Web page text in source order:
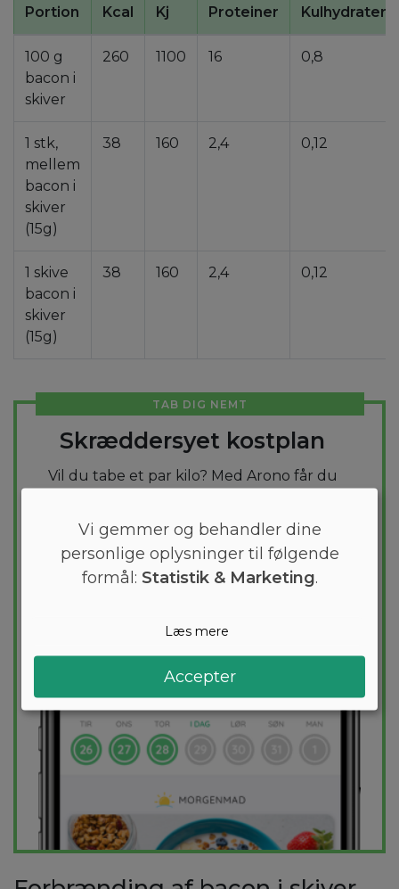
Portion Kcal Kj Proteiner Kulhydrater
100 g
bacon i
skiver
260 1100 16 0,8
1 stk,
mellem
bacon i
skiver
(15g)
38 160 2,4 0,12
1 skive
bacon i
skiver
(15g)
38 160 2,4 0,12
TAB DIG NEMT
Skræddersyet kostplan
Vil du tabe et par kilo? Med Arono får du
kostplan skræddersyes til dig og 1000+
sunde opskrifter sikrer at du hver dag
holder dig indenfor dit kaloriemål.
Vi gemmer og behandler dine
personlige oplysninger til følgende
formål: Statistik & Marketing.
Læs mere
Accepter